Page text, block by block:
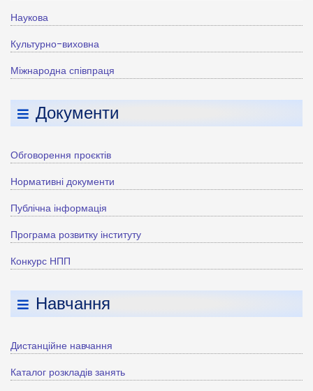
Наукова
Культурно-виховна
Міжнародна співпраця
Документи
Обговорення проєктів
Нормативні документи
Публічна інформація
Програма розвитку інституту
Конкурс НПП
Навчання
Дистанційне навчання
Каталог розкладів занять